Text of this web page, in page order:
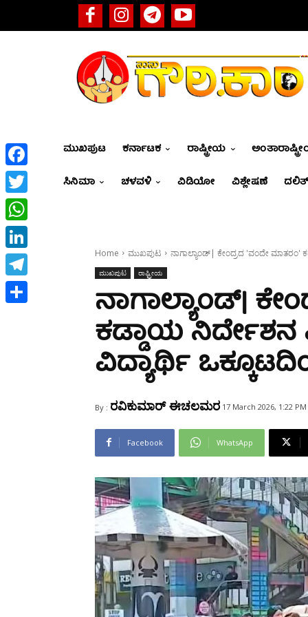
ಮುಖಪುಟ ಕರ್ನಾಟಕ ರಾಷ್ಟ್ರೀಯ
ಸಿನಿಮಾ
ಚಳವಳಿ ವಿಡಿಯೋ ವಿಶ್ಲೇಷಣೆ ದಲಿತ್
Home ಮುಖಪುಟ ನಾಗಾಲ್ಯಾಂಡ್‌| ಕೇಂದ್ರದ 'ವಂದೇ ಮಾತರಂ'
ಮುಖಪುಟ ರಾಷ್ಟ್ರೀಯ
ನಾಗಾಲ್ಯಾಂಡ್‌|
ಕಡ್ಡಾಯ
ವಿದ್ಯಾರ್ಥಿ
By : ರವಿಕುಮಾರ್ ಈಚಲಮರ 17 March 2026, 1:22 PM
Facebook WhatsApp
Facebook
Twitter
WhatsApp
LinkedIn
Telegram